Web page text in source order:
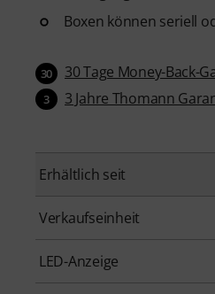
Boxen können seriell
30 30 Tage Money-Back-
3 3 Jahre Thomann
Erhältlich seit
Verkaufseinheit
LED-Anzeige